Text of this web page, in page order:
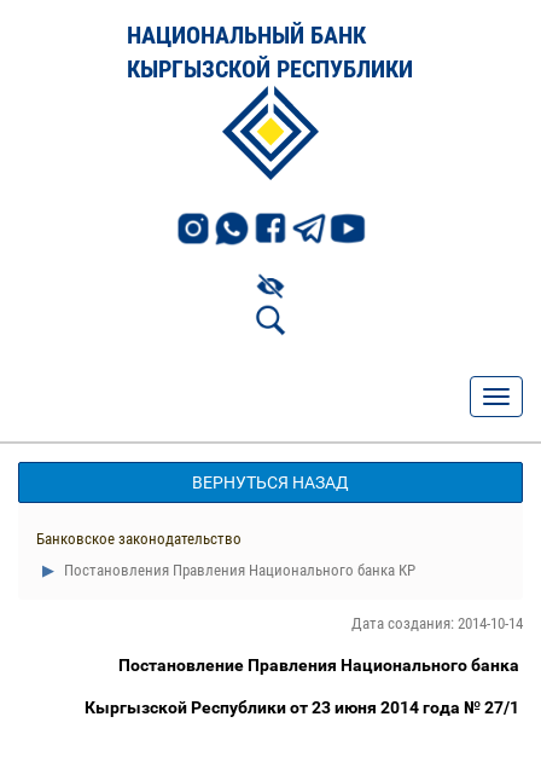
НАЦИОНАЛЬНЫЙ БАНК
КЫРГЫЗСКОЙ РЕСПУБЛИКИ
ВЕРНУТЬСЯ НАЗАД
Банковское законодательство
Постановления Правления Национального банка КР
Дата создания: 2014-10-14
Постановление Правления Национального банка
Кыргызской Республики от 23 июня 2014 года № 27/1